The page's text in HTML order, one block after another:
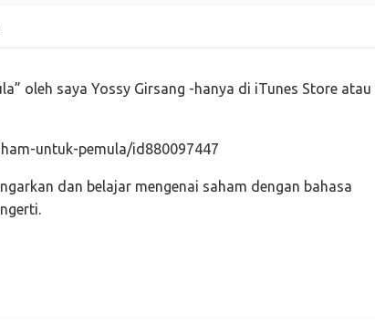
oleh saya Yossy Girsang -hanya di iTunes Store atau
untuk-pemula/id880097447
dan belajar mengenai saham dengan bahasa